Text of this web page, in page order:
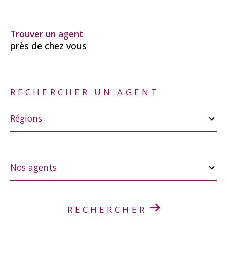
Trouver un agent
près de chez vous
RECHERCHER UN AGENT
une
Régions
Nos agents
RECHERCHER